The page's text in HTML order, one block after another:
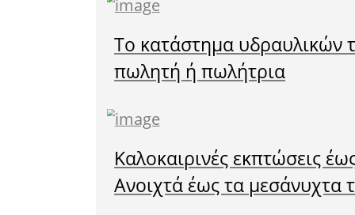
δρόμο